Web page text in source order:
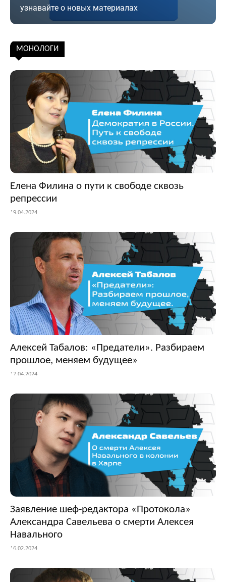
узнавайте о новых материалах
Подписаться
МОНОЛОГИ
Елена Филина о пути к свободе сквозь
репрессии
19.04.2024
Алексей Табалов: «Предатели». Разбираем
прошлое, меняем будущее»
17.04.2024
Заявление шеф-редактора «Протокола»
Александра Савельева о смерти Алексея
Навального
16.02.2024